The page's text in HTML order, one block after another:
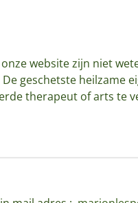
website zijn niet
geschetste heilzame
therapeut of arts te